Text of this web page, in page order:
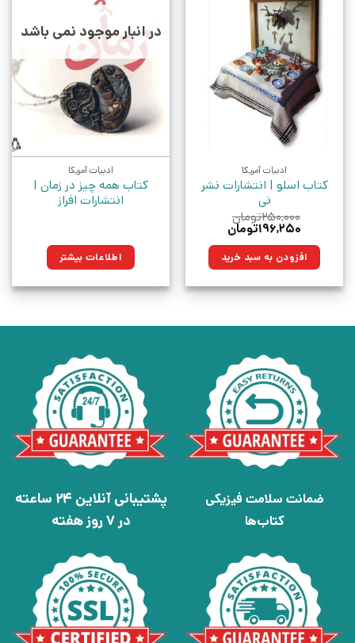
ادبیات آمریکا
کتاب اسلو | انتشارات نشر
نی
۲۵۰,۰۰۰تومان
قیمت
۲۵۰,۰۰۰تومان
بود.
۱۹۶,۲۵۰تومان
۱۹۶,۲۵۰تومان.افزودن به سبد خرید
در انبار موجود نمی باشد
ادبیات آمریکا
کتاب همه چیز در زمان |
انتشارات افراز
اطلاعات بیشتر
ضمانت سلامت فیزیکی
کتاب‌ها
پشتیبانی آنلاین 24 ساعته
در 7 روز هفته